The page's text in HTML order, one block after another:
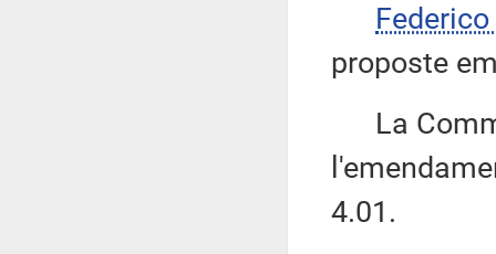
proposte
La
4.01.